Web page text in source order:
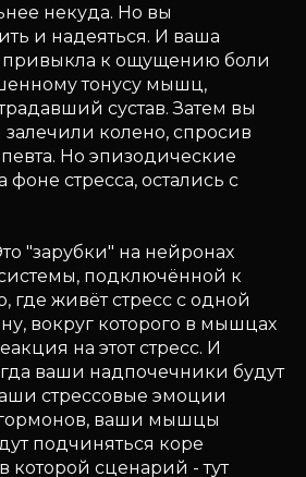
некуда. Но вы
и надеяться. И ваша
привыкла к ощущению боли
тонусу мышц,
сустав. Затем вы
залечили колено, спросив
Но эпизодические
фоне стресса, остались с
"зарубки" на нейронах
подключённой к
где живёт стресс с одной
вокруг которого в мышцах
на этот стресс. И
ваши надпочечники будут
стрессовые эмоции
ваши мышцы
подчиняться коре
которой сценарий - тут